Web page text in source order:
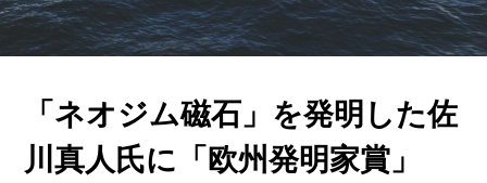
「ネオジム磁石」を発明した佐
川真人氏に「欧州発明家賞」